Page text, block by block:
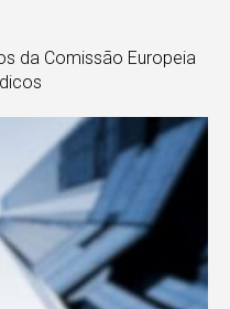
da Comissão Europeia